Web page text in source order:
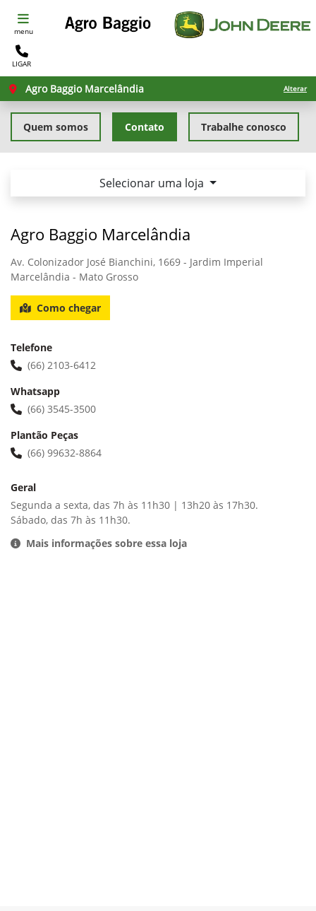
menu
LIGAR
Agro Baggio Marcelândia Alterar
Quem somos Contato Trabalhe conosco
Selecionar uma loja
Agro Baggio Marcelândia
Av. Colonizador José Bianchini, 1669 - Jardim Imperial
Marcelândia - Mato Grosso
Como chegar
Telefone
(66) 2103-6412
Whatsapp
(66) 3545-3500
Plantão Peças
(66) 99632-8864
Geral
Segunda a sexta, das 7h às 11h30 | 13h20 às 17h30.
Sábado, das 7h às 11h30.
Mais informações sobre essa loja